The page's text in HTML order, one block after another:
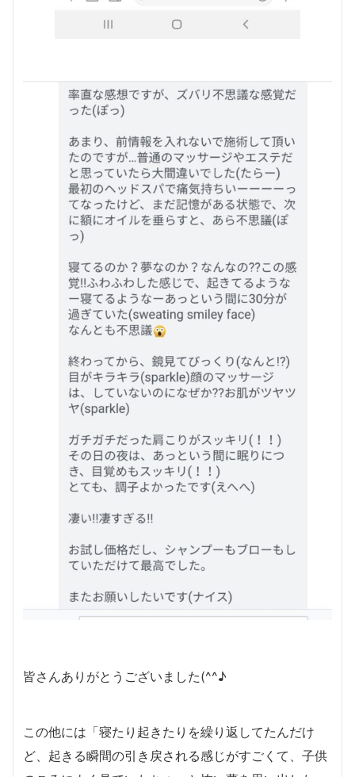
皆さんありがとうございました(^^♪
この他には「寝たり起きたりを繰り返してたんだけ
ど、起きる瞬間の引き戻される感じがすごくて、子供